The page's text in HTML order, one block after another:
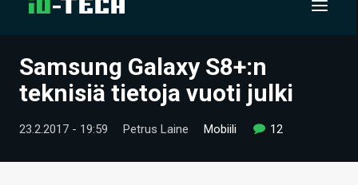
UUTISET
Samsung Galaxy S8+:n
teknisiä tietoja vuoti julki
23.2.2017 - 19:59 Petrus Laine Mobiili 12